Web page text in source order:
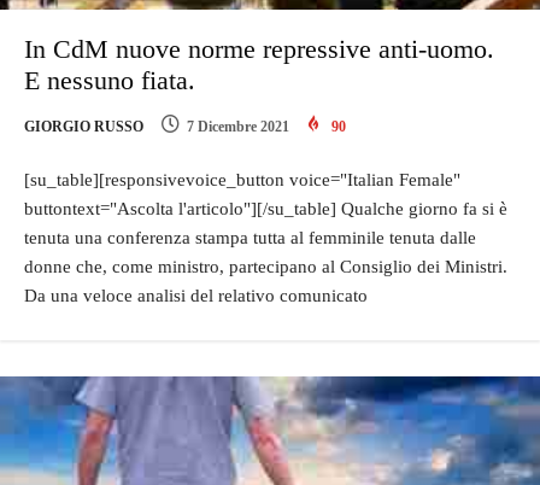
In CdM nuove norme repressive anti-uomo.
E nessuno fiata.
GIORGIO RUSSO 7 Dicembre 2021 90
[su_table][responsivevoice_button voice="Italian Female"
buttontext="Ascolta l'articolo"][/su_table] Qualche giorno fa si è
tenuta una conferenza stampa tutta al femminile tenuta dalle
donne che, come ministro, partecipano al Consiglio dei Ministri.
Da una veloce analisi del relativo comunicato